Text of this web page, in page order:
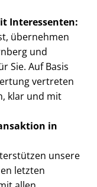
Interessenten:
übernehmen
und
Sie. Auf Basis
vertreten
klar und mit
in
unsere
letzten